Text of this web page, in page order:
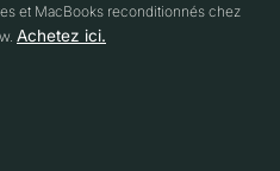
et MacBooks reconditionnés chez
Achetez ici.